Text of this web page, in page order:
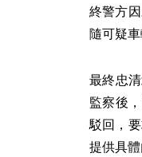
終警方
隨可疑
最終忠
監察後
駁回，
提供具體